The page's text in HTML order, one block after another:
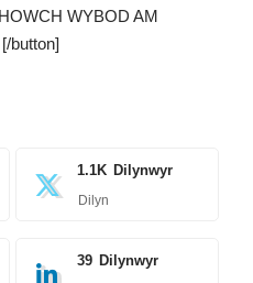
WYBOD AM
button]
1.1K Dilynwyr
Dilyn
39 Dilynwyr